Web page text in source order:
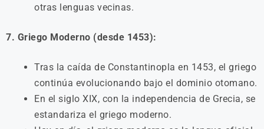
otras lenguas vecinas.
7. Griego Moderno (desde 1453):
Tras la caída de Constantinopla en 1453, el griego
continúa evolucionando bajo el dominio otomano.
En el siglo XIX, con la independencia de Grecia, se
estandariza el griego moderno.